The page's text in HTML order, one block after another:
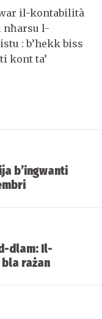
il-kontabilità
nħarsu l-
: b’hekk biss
kont ta’
b’ingwanti
dlam: Il-
rażan